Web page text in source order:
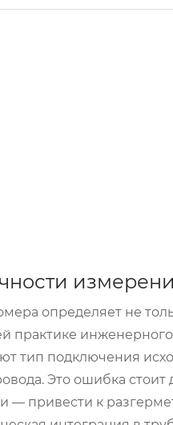
определяет не
практике инженерного
тип подключения
Это ошибка стоит
— привести к